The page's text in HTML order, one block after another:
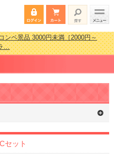
ンペ景品 3000円未満［2000円～
…
ーム景品おすすめ金額別人気ランキ
ンペ景品 3000円未満［2000円～
…
セット